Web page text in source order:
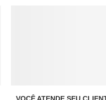
VOCÊ ATENDE SEU